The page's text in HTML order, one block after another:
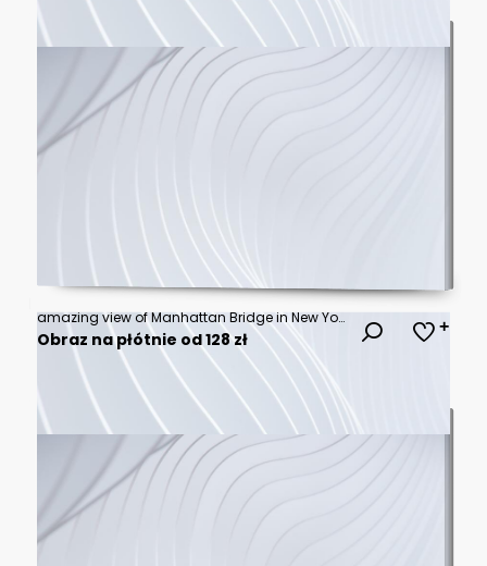
amazing view of Manhattan Bridge in New York
Obraz na płótnie od 128 zł